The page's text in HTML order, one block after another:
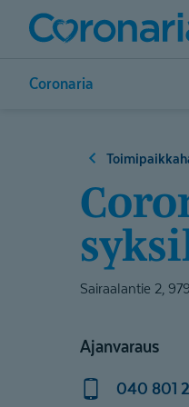
Coronaria
Coronaria Posio Ikäihmisten palveluasu­mi­
Sairaalantie 2,
Ajanvaraus
040 801